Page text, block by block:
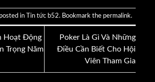
in Tin tức b52. Bookmark the permalink.
Hoạt Động
Trọng Năm
Poker Là Gì Và Những
Điều Cần Biết Cho Hội
Viên Tham Gia